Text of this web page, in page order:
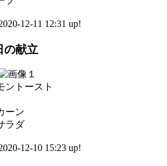
12-11 12:31 up!
の献立
ントースト
ーン
ラダ
12-10 15:23 up!